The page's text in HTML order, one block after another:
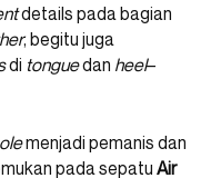
details pada bagian
, begitu juga
di tonguedan heel–
menjadi pemanis dan
pada sepatu Air